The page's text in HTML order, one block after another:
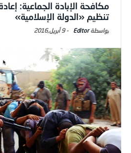
مكافحة الإبادة الجماعية:
تنظيم «الدولة الإسلامية»
Editor
-9 أبريل,2016